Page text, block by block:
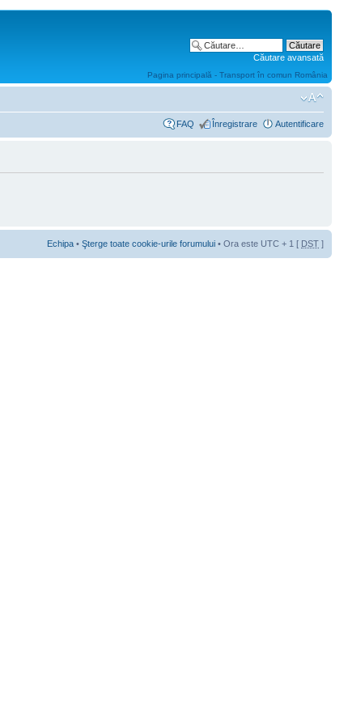
Căutare avansată
Pagina principală - Transport în comun România
FAQ Înregistrare Autentificare
Echipa • Şterge toate cookie-urile forumului • Ora este UTC + 1 [ DST ]